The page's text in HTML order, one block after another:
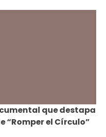
que destapa
“Romper el Círculo”